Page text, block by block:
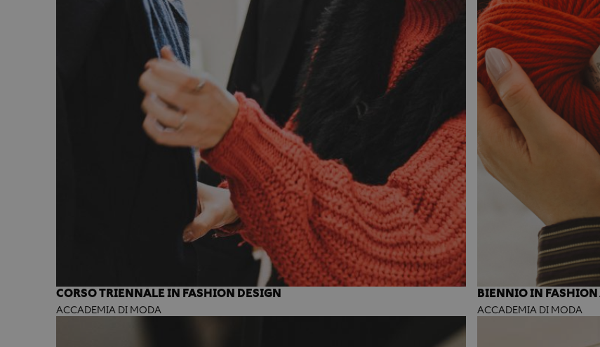
CORSO TRIENNALE IN FASHION DESIGN
ACCADEMIA DI MODA
BIENNIO IN FASHION
ACCADEMIA DI MODA